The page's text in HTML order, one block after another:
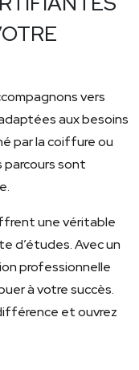
vers
aux besoins
par la coiffure ou
sont
une véritable
d’études. Avec un
professionnelle
à votre succès.
et ouvrez